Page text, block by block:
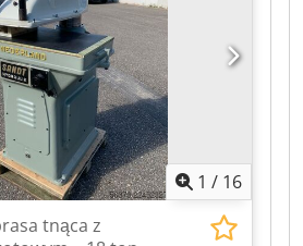
cenach hurtowych w stanie
bez gwarancji. (patrz nasze
celu oględzin i/lub jazdy
się na spotkanie bez
o wcześniejszy kontakt
obecni na miejscu cały
Trading B.V. Bedrijfsstraat 3
Nopfx Aa Rjk
1 / 16
tnąca z